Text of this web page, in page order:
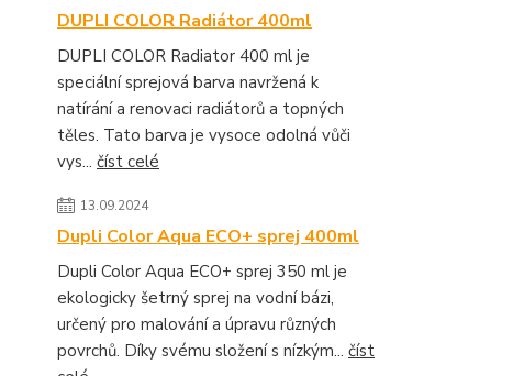
DUPLI COLOR Radiátor 400ml
DUPLI COLOR Radiator 400 ml je
speciální sprejová barva navržená k
natírání a renovaci radiátorů a topných
těles. Tato barva je vysoce odolná vůči
vys... číst celé
13.09.2024
Dupli Color Aqua ECO+ sprej 400ml
Dupli Color Aqua ECO+ sprej 350 ml je
ekologicky šetrný sprej na vodní bázi,
určený pro malování a úpravu různých
povrchů. Díky svému složení s nízkým... číst